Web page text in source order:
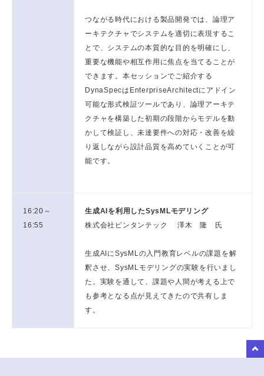
つながる時代における製品開発では、論理ア
ーキテクチャでシステムを適切に表現するこ
とで、システムの本質的な目的を明確にし、
重要な機能や相互作用に焦点を当てることが
できます。本セッションでご紹介する
DynaSpecはEnterpriseArchitectにアドイン
可能な形式検証ツールであり、論理アーキテ
クチャを構築した初期の段階からモデルを動
かして検証し、未達要件への対応・改善を繰
り返しながら設計品質を高めていくことが可
能です。
16:20～
16:55
生成AIを利用したSysMLモデリング
株式会社ビンタンテック 澤木 隆 氏
生成AIにSysMLの入門教育レベルの課題を解
釈させ、SysMLモデリングの実験を行いまし
た。実験を通して、課題や人間が考える上で
も参考となる点が見えてきたので共有しま
す。